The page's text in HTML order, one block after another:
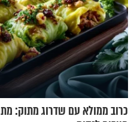
כרוב ממולא עם שדרוג מתוק: